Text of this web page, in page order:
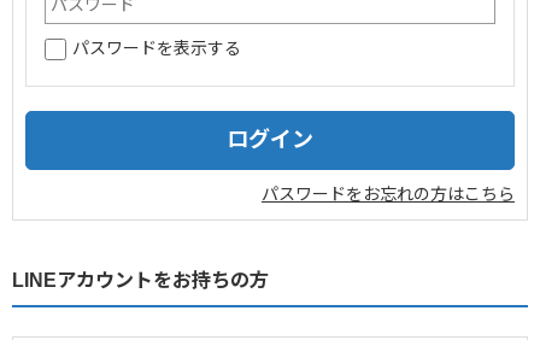
法人のお客様
企業情報
採用情報
パスワードを表示する
パスワードをお忘れの方はこちら
LINEアカウントをお持ちの方